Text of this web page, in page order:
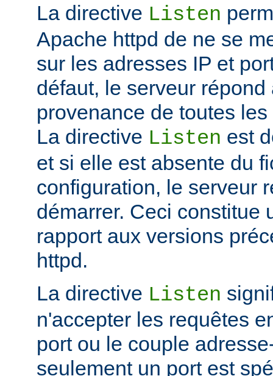
La directive Listen
Apache httpd de ne se
sur les adresses IP et
défaut, le serveur
provenance de toutes
La directive Listen est
et si elle est absente du
configuration, le serveur
démarrer. Ceci constitue
rapport aux versions
httpd.
La directive Listen
n'accepter les requêtes
port ou le couple
seulement un port est